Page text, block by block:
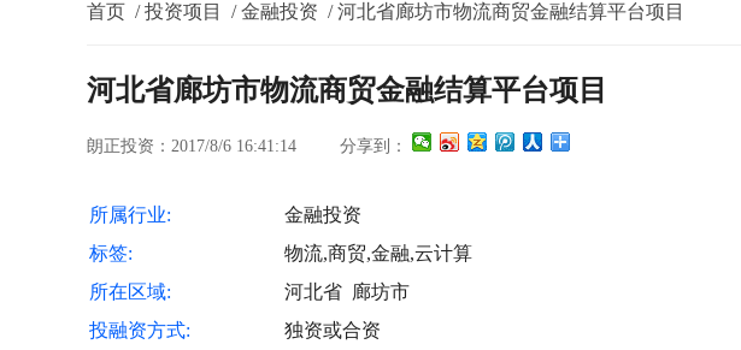
首页 / 投资项目 / 金融投资 / 河北省廊坊市物流商贸金融结算平台项目
河北省廊坊市物流商贸金融结算平台项目
朗正投资：2017/8/6 16:41:14 分享到：
所属行业:
金融投资
标签:
物流,商贸,金融,云计算
所在区域:
河北省 廊坊市
投融资方式:
独资或合资